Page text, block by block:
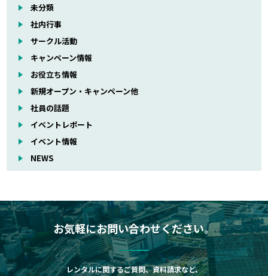
未分類
社内行事
サークル活動
キャンペーン情報
お役立ち情報
新規オープン・キャンペーン他
社員の話題
イベントレポート
イベント情報
NEWS
お気軽にお問い合わせください。
レンタルに関するご質問、資料請求など、